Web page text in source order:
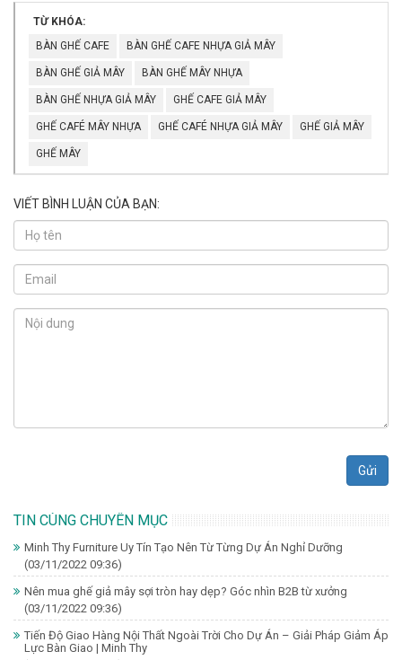
TỪ KHÓA:
BÀN GHẾ CAFE
BÀN GHẾ CAFE NHỰA GIẢ MÂY
BÀN GHẾ GIẢ MÂY BÀN GHẾ MÂY NHỰA
BÀN GHẾ NHỰA GIẢ MÂY GHẾ CAFE GIẢ MÂY
GHẾ CAFÉ MÂY NHỰA GHẾ CAFÉ NHỰA GIẢ MÂY GHẾ GIẢ MÂY
GHẾ MÂY
VIẾT BÌNH LUẬN CỦA BẠN:
Gửi
TIN CÙNG CHUYÊN MỤC
Minh Thy Furniture Uy Tín Tạo Nên Từ Từng Dự Án Nghỉ Dưỡng
(03/11/2022 09:36)
Nên mua ghế giả mây sợi tròn hay dẹp? Góc nhìn B2B từ xưởng
(03/11/2022 09:36)
Tiến Độ Giao Hàng Nội Thất Ngoài Trời Cho Dự Án – Giải Pháp Giảm Áp
Lực Bàn Giao | Minh Thy